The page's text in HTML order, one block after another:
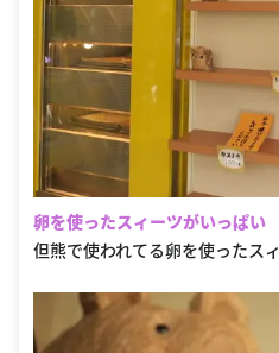
卵を使ったスィーツがいっぱい
但熊で使われてる卵を使ったス